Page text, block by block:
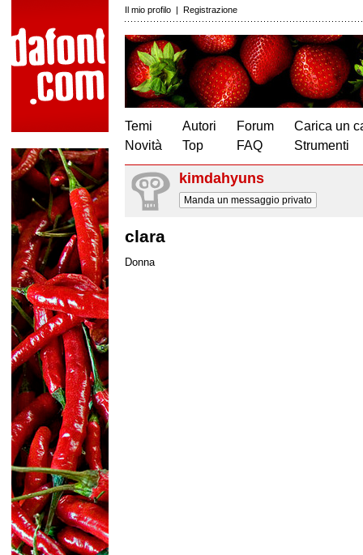
Il mio profilo | Registrazione
Temi
Novità
Autori
Top
Forum
FAQ
Carica un
Strumenti
kimdahyuns
Manda un messaggio privato
clara
Donna